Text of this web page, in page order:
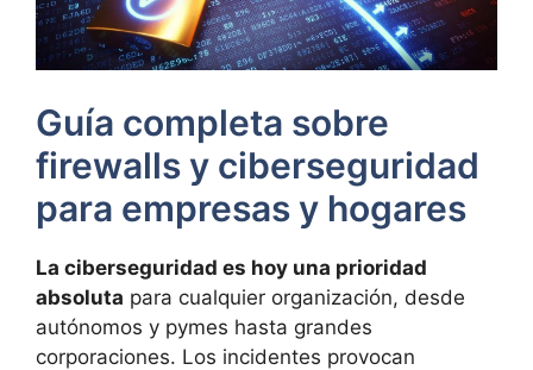
Guía completa sobre
firewalls y ciberseguridad
para empresas y hogares
La ciberseguridad es hoy una prioridad
absoluta para cualquier organización, desde
autónomos y pymes hasta grandes
corporaciones. Los incidentes provocan